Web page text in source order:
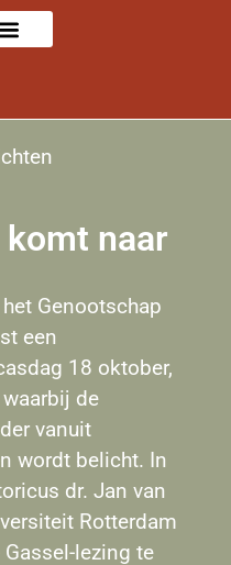
naar
Genootschap
een
18 oktober,
de
vanuit
wordt belicht. In
dr. Jan van
Rotterdam
lezing te